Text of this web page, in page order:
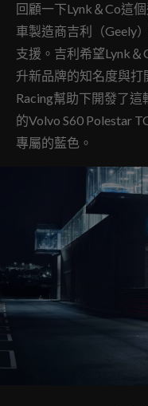
回顧一下Lynk＆Co這
車製造商吉利（Geely
支援。吉利希望Lynk
升新品牌的知名度與打
Racing幫助下開發了這
的Volvo S60 Polestar
專屬的藍色。